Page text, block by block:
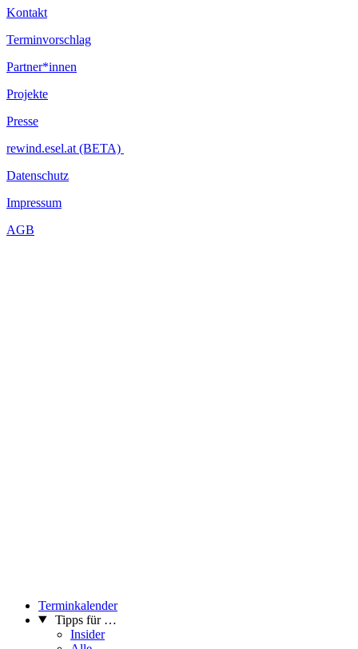
Kontakt
Terminvorschlag
Partner*innen
Projekte
Presse
rewind.esel.at (BETA)
Datenschutz
Impressum
AGB
Terminkalender
Tipps für …
Insider